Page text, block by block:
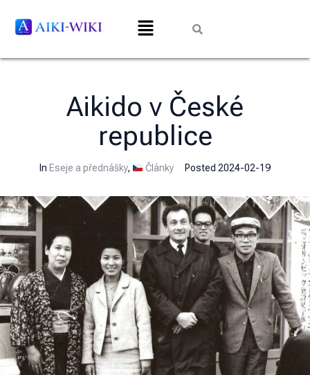
Aikido v České
republice
In Eseje a přednášky, Články Posted 2024-02-19